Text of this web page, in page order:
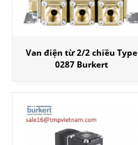
Van điện từ 2/2 chiều Type
0287 Burkert